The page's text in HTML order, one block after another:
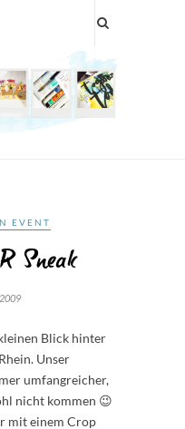
EVENT
Sneak
Blick hinter
Unser
umfangreicher,
nicht kommen 😉
mit einem Crop